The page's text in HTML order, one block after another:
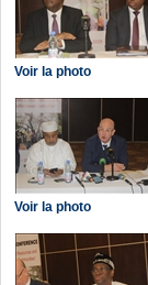
Voir la photo
Voir la photo